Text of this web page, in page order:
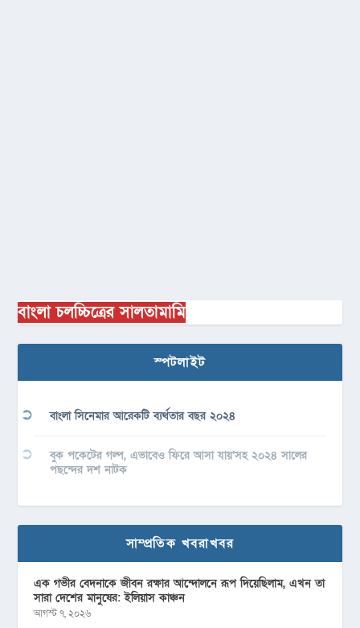
বাংলা চলচ্চিত্রের সালতামামি
স্পটলাইট
বাংলা সিনেমার আরেকটি ব্যর্থতার বছর ২০২৪
বুক পকেটের গল্প, এভাবেও ফিরে আসা যায়’সহ ২০২৪ সালের
পছন্দের দশ নাটক
সাম্প্রতিক খবরাখবর
এক গভীর বেদনাকে জীবন রক্ষার আন্দোলনে রূপ দিয়েছিলাম, এখন তা
সারা দেশের মানুষের: ইলিয়াস কাঞ্চন
আগস্ট ৭, ২০২৬